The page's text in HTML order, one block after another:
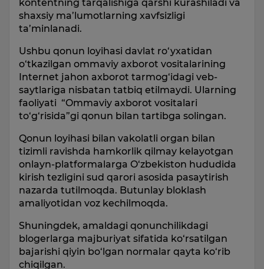
kontentning tarqalishiga qarshi kurashiladi va
shaxsiy ma’lumotlarning xavfsizligi
ta’minlanadi.
Ushbu qonun loyihasi davlat ro‘yxatidan
o‘tkazilgan ommaviy axborot vositalarining
Internet jahon axborot tarmog‘idagi veb-
saytlariga nisbatan tatbiq etilmaydi. Ularning
faoliyati “Ommaviy axborot vositalari
to‘g‘risida”gi qonun bilan tartibga solingan.
Qonun loyihasi bilan vakolatli organ bilan
tizimli ravishda hamkorlik qilmay kelayotgan
onlayn-platformalarga O‘zbekiston hududida
kirish tezligini sud qarori asosida pasaytirish
nazarda tutilmoqda. Butunlay bloklash
amaliyotidan voz kechilmoqda.
Shuningdek, amaldagi qonunchilikdagi
blogerlarga majburiyat sifatida ko‘rsatilgan
bajarishi qiyin bo‘lgan normalar qayta ko‘rib
chiqilgan.